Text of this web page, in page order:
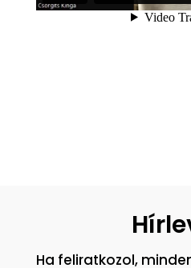
Ha feliratkozol,